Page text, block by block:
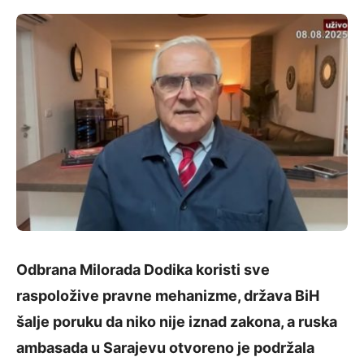
Odbrana Milorada Dodika koristi sve
raspoložive pravne mehanizme, država BiH
šalje poruku da niko nije iznad zakona, a ruska
ambasada u Sarajevu otvoreno je podržala